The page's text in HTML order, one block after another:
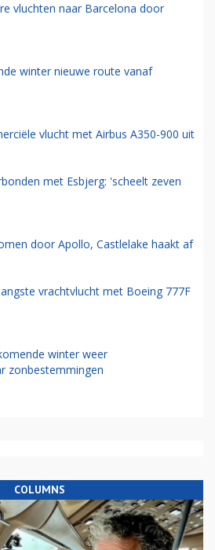
vluchten naar Barcelona door
winter nieuwe route vanaf
vlucht met Airbus A350-900 uit
met Esbjerg: 'scheelt zeven
door Apollo, Castlelake haakt af
vrachtvlucht met Boeing 777F
winter weer
zonbestemmingen
COLUMNS